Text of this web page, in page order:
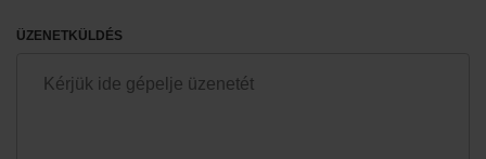
ÜZENETKÜLDÉS